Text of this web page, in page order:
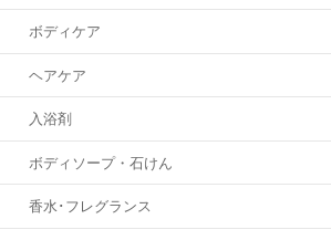
ボディケア
ヘアケア
入浴剤
ボディソープ・石けん
香水･フレグランス